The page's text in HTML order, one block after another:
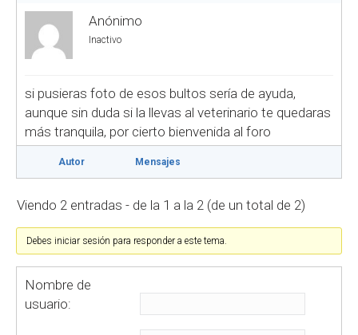
Anónimo
Inactivo
si pusieras foto de esos bultos sería de ayuda,
aunque sin duda si la llevas al veterinario te quedaras
más tranquila, por cierto bienvenida al foro
Autor Mensajes
Viendo 2 entradas - de la 1 a la 2 (de un total de 2)
Debes iniciar sesión para responder a este tema.
Nombre de
usuario: